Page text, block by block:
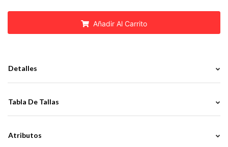
Añadir Al Carrito
Detalles
Tabla De Tallas
Atributos